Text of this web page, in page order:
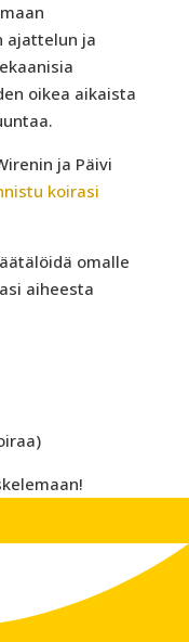
ajattelun ja
oikea aikaista
ja Päivi
koirasi
omalle
aiheesta